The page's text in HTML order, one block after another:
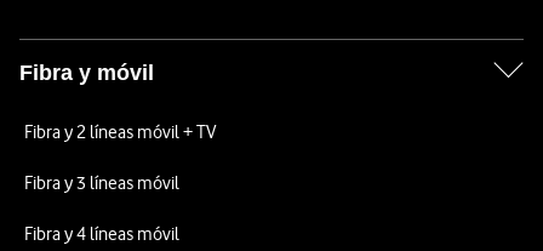
Fibra y móvil
Fibra y 2 líneas móvil + TV
Fibra y 3 líneas móvil
Fibra y 4 líneas móvil